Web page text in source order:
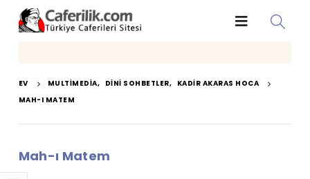
EV MULTIMEDIA, DINI SOHBETLER, KADIR AKARAS HOCA
MAH-I MATEM
Mah-ı Matem